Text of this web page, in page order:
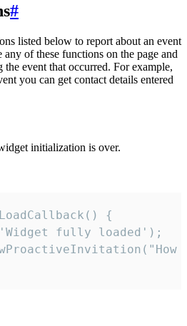
#
listed below to report about an event
any of these functions on the page and
the event that occurred. For example,
you can get contact details entered
initialization is over.
{
fully loaded');